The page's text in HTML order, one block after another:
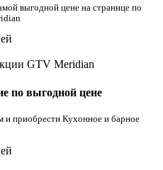
выгодной цене на странице по
по выгодной цене
и приобрести Кухонное и барное